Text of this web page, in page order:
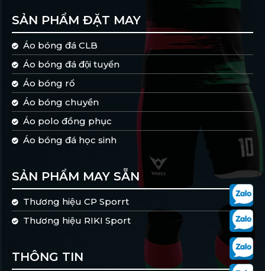
SẢN PHẨM ĐẶT MAY
Áo bóng đá CLB
Áo bóng đá đội tuyển
Áo bóng rổ
Áo bóng chuyền
Áo polo đồng phục
Áo bóng đá học sinh
SẢN PHẨM MAY SẴN
Thương hiệu CP Sporrt
Thương hiệu RIKI Sport
THÔNG TIN